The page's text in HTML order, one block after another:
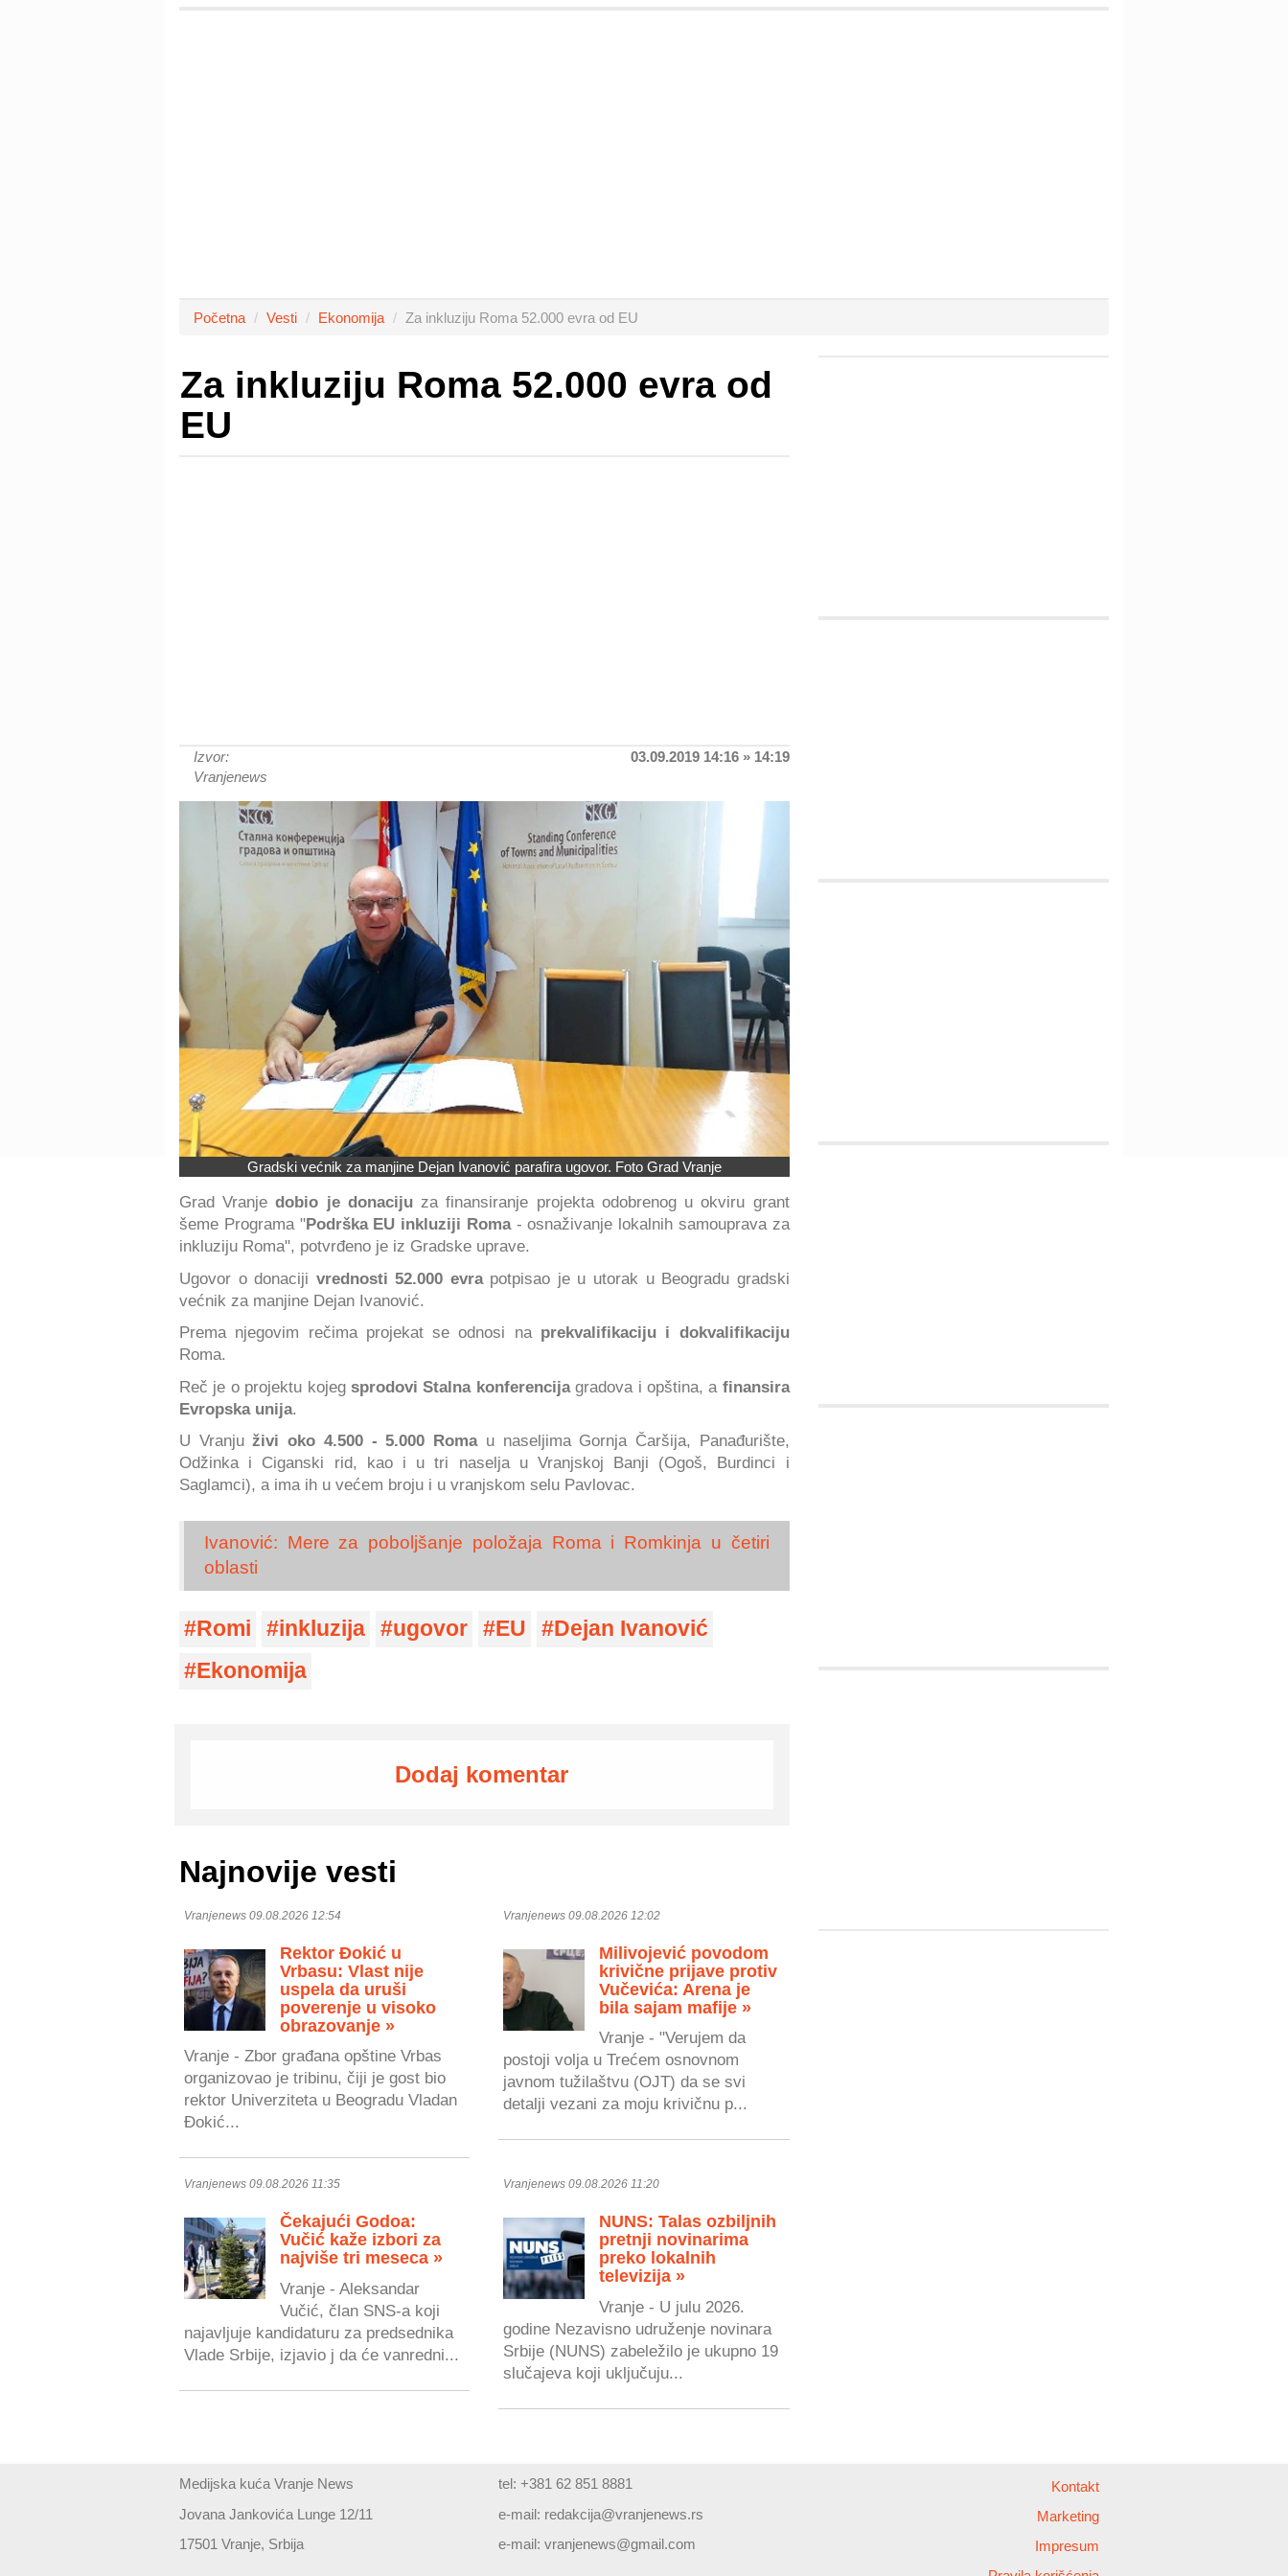
Početna Vesti Ekonomija Za inkluziju Roma 52.000 evra od EU
Za inkluziju Roma 52.000 evra od
EU
Izvor:
Vranjenews
03.09.2019 14:16 » 14:19
Gradski većnik za manjine Dejan Ivanović parafira ugovor. Foto Grad Vranje
Grad Vranjedobio je donacijuza finansiranje projekta odobrenog u okviru grant
šeme Programa "Podrška EU inkluziji Roma- osnaživanje lokalnih samouprava za
inkluziju Roma", potvrđeno je iz Gradske uprave.
Ugovor o donaciji vrednosti 52.000 evrapotpisao je u utorak u Beogradu gradski
većnik za manjine Dejan Ivanović.
Prema njegovim rečima projekat se odnosi na prekvalifikaciju i dokvalifikaciju
Roma.
Reč je o projektu kojeg sprodovi Stalna konferencijagradova i opština, a finansira
Evropska unija.
U Vranjuživi oko 4.500 - 5.000 Roma u naseljima Gornja Čaršija, Panađurište,
Odžinka i Ciganski rid, kao i u tri naselja u Vranjskoj Banji (Ogoš, Burdinci i
Saglamci), a ima ih u većem broju i u vranjskom selu Pavlovac.
Ivanović: Mere za poboljšanje položaja Roma i Romkinja u četiri
oblasti
Romi inkluzija ugovor EU
Dejan Ivanović
Ekonomija
Dodaj komentar
Najnovije vesti
Vranjenews 09.08.2026 12:54
Rektor Đokić u
Vrbasu: Vlast nije
uspela da uruši
poverenje u visoko
obrazovanje »
Vranje - Zbor građana opštine Vrbas
organizovao je tribinu, čiji je gost bio
rektor Univerziteta u Beogradu Vladan
Đokić...
Vranjenews 09.08.2026 12:02
Milivojević povodom
krivične prijave protiv
Vučevića: Arena je
bila sajam mafije »
Vranje - "Verujem da
postoji volja u Trećem osnovnom
javnom tužilaštvu (OJT) da se svi
detalji vezani za moju krivičnu p...
Vranjenews 09.08.2026 11:35
Čekajući Godoa:
Vučić kaže izbori za
najviše tri meseca »
Vranje - Aleksandar
Vučić, član SNS-a koji
najavljuje kandidaturu za predsednika
Vlade Srbije, izjavio j da će vanredni...
Vranjenews 09.08.2026 11:20
NUNS: Talas ozbiljnih
pretnji novinarima
preko lokalnih
televizija »
Vranje - U julu 2026.
godine Nezavisno udruženje novinara
Srbije (NUNS) zabeležilo je ukupno 19
slučajeva koji uključuju...
Medijska kuća Vranje News
Jovana Jankovića Lunge 12/11
17501 Vranje, Srbija
tel: +381 62 851 8881
e-mail: redakcija@vranjenews.rs
e-mail:vranjenews@gmail.com
Kontakt
Marketing
Impresum